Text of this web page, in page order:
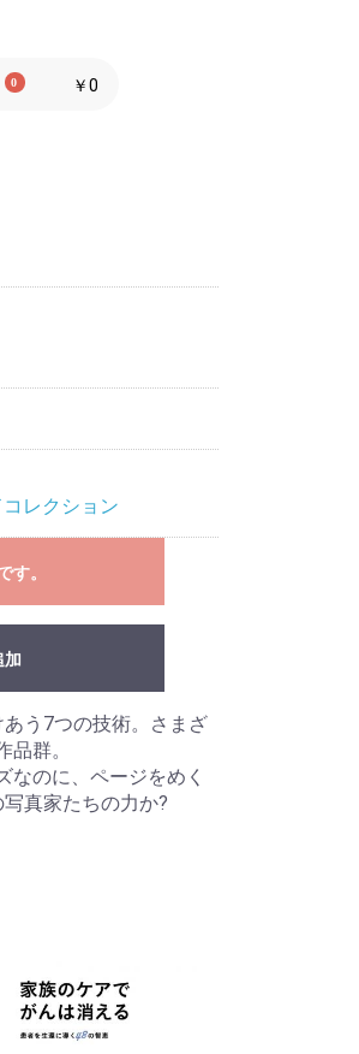
0 ￥0
レクション
す。
加
う7つの技術。さまざ
群。
なのに、ページをめく
真家たちの力か?